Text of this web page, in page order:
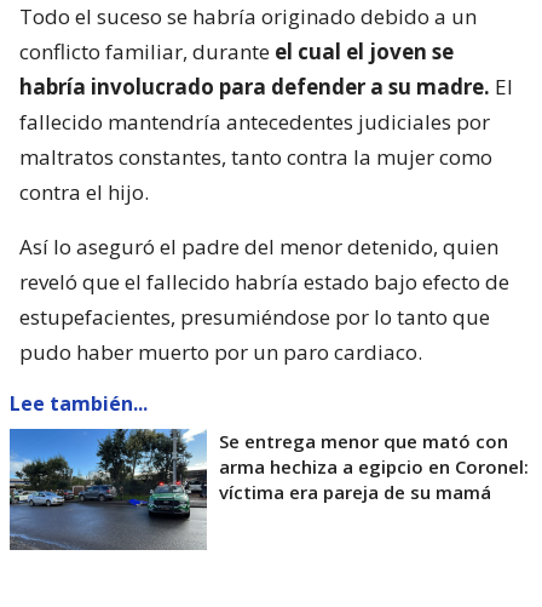
Todo el suceso se habría originado debido a un
conflicto familiar, durante el cual el joven se
habría involucrado para defender a su madre. El
fallecido mantendría antecedentes judiciales por
maltratos constantes, tanto contra la mujer como
contra el hijo.
Así lo aseguró el padre del menor detenido, quien
reveló que el fallecido habría estado bajo efecto de
estupefacientes, presumiéndose por lo tanto que
pudo haber muerto por un paro cardiaco.
Lee también...
Se entrega menor que mató con
arma hechiza a egipcio en Coronel:
víctima era pareja de su mamá